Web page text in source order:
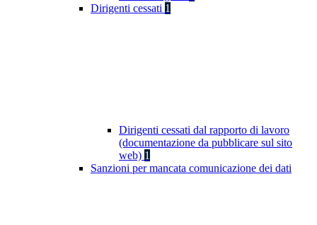
Dirigenti cessati 1
Dirigenti cessati dal rapporto di lavoro
(documentazione da pubblicare sul sito
web) 1
Sanzioni per mancata comunicazione dei dati